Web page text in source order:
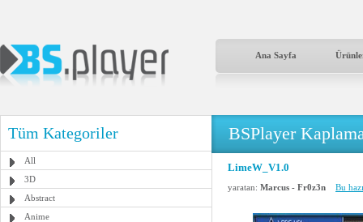
Ana Sayfa
Tüm Kategoriler
All
3D
Abstract
Anime
BSPlayer
LimeW_V1.0
yaratan: Marcus - Fr0z3n Bu